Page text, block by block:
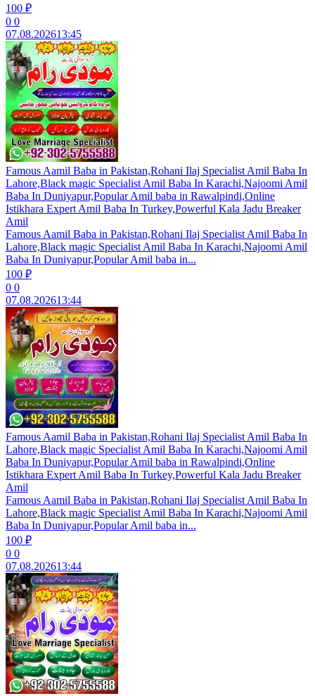
100 ₽
0 0
07.08.202613:45
Famous Aamil Baba in Pakistan,Rohani Ilaj Specialist Amil Baba In
Lahore,Black magic Specialist Amil Baba In Karachi,Najoomi Amil
Baba In Duniyapur,Popular Amil baba in Rawalpindi,Online
Istikhara Expert Amil Baba In Turkey,Powerful Kala Jadu Breaker
Amil
Famous Aamil Baba in Pakistan,Rohani Ilaj Specialist Amil Baba In
Lahore,Black magic Specialist Amil Baba In Karachi,Najoomi Amil
Baba In Duniyapur,Popular Amil baba in...
100 ₽
0 0
07.08.202613:44
Famous Aamil Baba in Pakistan,Rohani Ilaj Specialist Amil Baba In
Lahore,Black magic Specialist Amil Baba In Karachi,Najoomi Amil
Baba In Duniyapur,Popular Amil baba in Rawalpindi,Online
Istikhara Expert Amil Baba In Turkey,Powerful Kala Jadu Breaker
Amil
Famous Aamil Baba in Pakistan,Rohani Ilaj Specialist Amil Baba In
Lahore,Black magic Specialist Amil Baba In Karachi,Najoomi Amil
Baba In Duniyapur,Popular Amil baba in...
100 ₽
0 0
07.08.202613:44